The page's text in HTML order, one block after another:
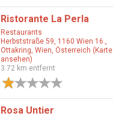
Ristorante La Perla
Restaurants
Herbststraße 59, 1160 Wien 16.,
Ottakring, Wien, Österreich (Karte
ansehen)
3.72 km entfernt
Rosa Untier